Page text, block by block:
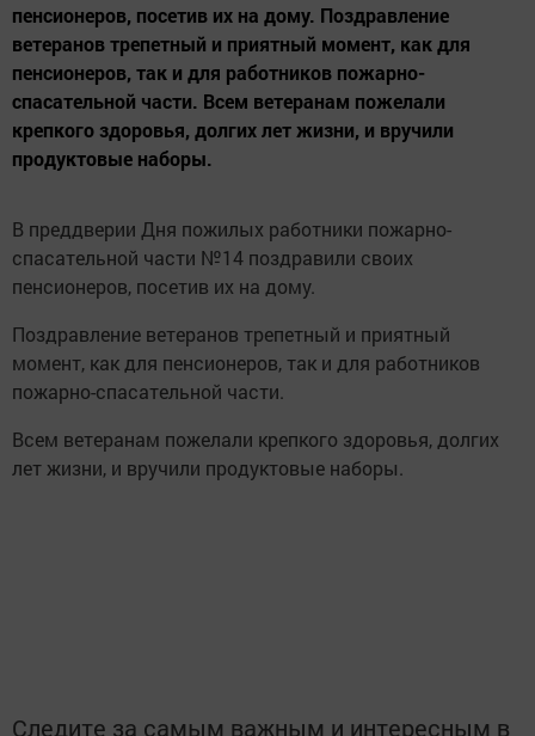
пенсионеров, посетив их на дому. Поздравление
ветеранов трепетный и приятный момент, как для
пенсионеров, так и для работников пожарно-
спасательной части. Всем ветеранам пожелали
крепкого здоровья, долгих лет жизни, и вручили
продуктовые наборы.
В преддверии Дня пожилых работники пожарно-
спасательной части №14 поздравили своих
пенсионеров, посетив их на дому.
Поздравление ветеранов трепетный и приятный
момент, как для пенсионеров, так и для работников
пожарно-спасательной части.
Всем ветеранам пожелали крепкого здоровья, долгих
лет жизни, и вручили продуктовые наборы.
Следите за самым важным и интересным в